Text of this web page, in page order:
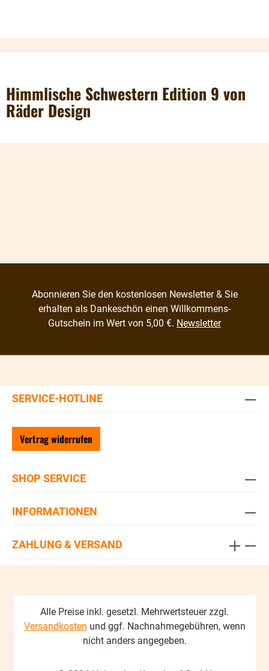
Himmlische Schwestern Edition 9 von
Räder Design
Abonnieren Sie den kostenlosen Newsletter & Sie
erhalten als Dankeschön einen Willkommens-
Gutschein im Wert von 5,00 €. Newsletter
SERVICE-HOTLINE
Vertrag widerrufen
SHOP SERVICE
INFORMATIONEN
ZAHLUNG & VERSAND
Alle Preise inkl. gesetzl. Mehrwertsteuer zzgl.
Versandkosten und ggf. Nachnahmegebühren, wenn
nicht anders angegeben.